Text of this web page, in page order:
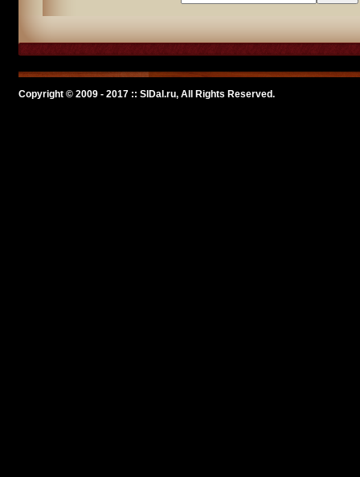
Copyright © 2009 - 2017 :: SlDal.ru, All Rights Reserved.